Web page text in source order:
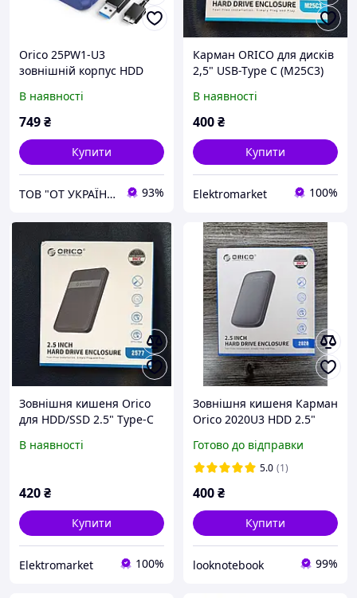
Orico 25PW1-U3
зовнішній корпус HDD
В наявності
749₴
Купити
ТОВ "ОТ УКРАЇНА" 93%
Карман ORICO для дисків
2,5" USB-Type C (M25C3)
В наявності
400₴
Купити
Elektromarket 100%
Зовнішня кишеня Orico
для HDD/SSD 2.5" Type-C
В наявності
420₴
Купити
Elektromarket 100%
Зовнішня кишеня Карман
Orico 2020U3 HDD 2.5"
вінчестера (новий,
оригінал)
Готово до відправки
5.0 (1)
400₴
Купити
looknotebook 99%